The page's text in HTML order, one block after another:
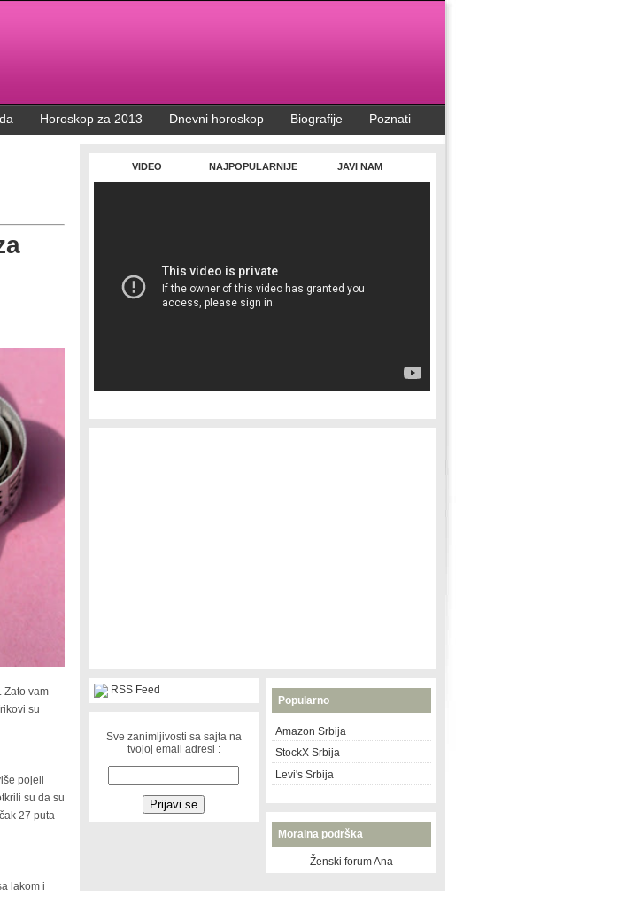
Horoskop za 2013 Dnevni horoskop Biografije Poznati
Zato vam
su
pojeli
su da su
27 puta
lakom i
VIDEO NAJPOPULARNIJE JAVI NAM
RSS Feed
Sve zanimljivosti sa sajta na
tvojoj email adresi :
Popularno
Amazon Srbija
StockX Srbija
Levi's Srbija
Moralna podrška
Ženski forum Ana